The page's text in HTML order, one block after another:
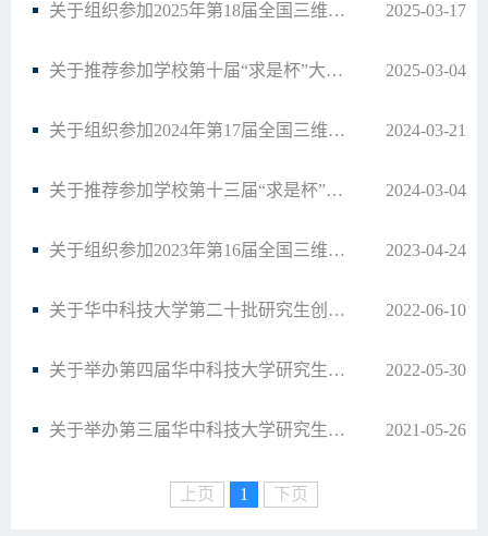
关于组织参加2025年第18届全国三维数字化创新设计大赛暨华中科技大学校内赛的通知 2025-03-17
关于推荐参加学校第十届“求是杯”大学生课外学术科技作品竞赛项目的公示 2025-03-04
关于组织参加2024年第17届全国三维数字化创新设计大赛暨华中科技大学校内赛的通知 2024-03-21
关于推荐参加学校第十三届“求是杯”竞赛项目的公示 2024-03-04
关于组织参加2023年第16届全国三维数字化创新设计大赛暨华中科技大学校内赛的通知 2023-04-24
关于华中科技大学第二十批研究生创新基金项目申报工作的通知 2022-06-10
关于举办第四届华中科技大学研究生机器人创新设计大赛的通知 2022-05-30
关于举办第三届华中科技大学研究生能源装备创新设计大赛的通知 2021-05-26
上页 1 下页